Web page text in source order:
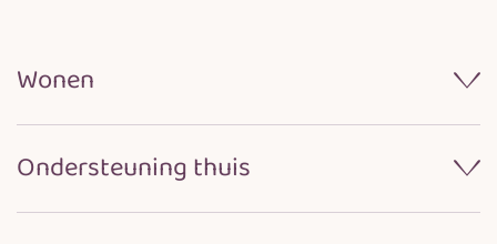
Wonen
Samenwerken met naasten
Praktische informatie
Ondersteuning thuis